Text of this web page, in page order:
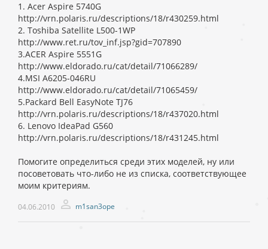
1. Acer Aspire 5740G
http://vrn.polaris.ru/descriptions/18/r430259.html
2. Toshiba Satellite L500-1WP
http://www.ret.ru/tov_inf.jsp?gid=707890
3.ACER Aspire 5551G
http://www.eldorado.ru/cat/detail/71066289/
4.MSI A6205-046RU
http://www.eldorado.ru/cat/detail/71065459/
5.Packard Bell EasyNote TJ76
http://vrn.polaris.ru/descriptions/18/r437020.html
6. Lenovo IdeaPad G560
http://vrn.polaris.ru/descriptions/18/r431245.html
Помогите определиться среди этих моделей, ну или
посоветовать что-либо не из списка, соответствующее
моим критериям.
04.06.2010 m1san3ope